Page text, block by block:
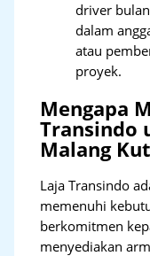
driver
dalam
atau
proyek.
Mengapa
Transindo
Malang
Laja Transindo
memenuhi
berkomitmen
menyediakan